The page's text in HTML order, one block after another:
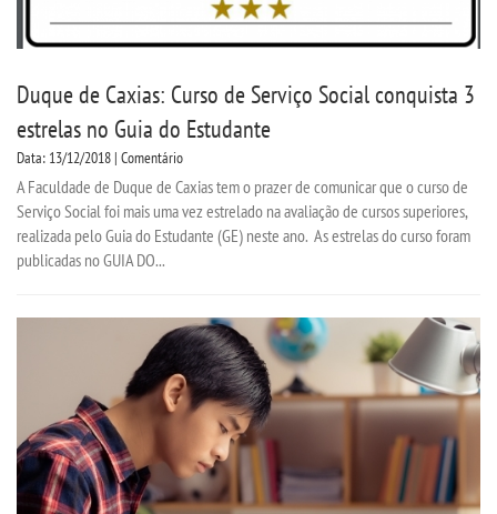
Duque de Caxias: Curso de Serviço Social conquista 3
estrelas no Guia do Estudante
Data: 13/12/2018 | Comentário
A Faculdade de Duque de Caxias tem o prazer de comunicar que o curso de
Serviço Social foi mais uma vez estrelado na avaliação de cursos superiores,
realizada pelo Guia do Estudante (GE) neste ano. As estrelas do curso foram
publicadas no GUIA DO...